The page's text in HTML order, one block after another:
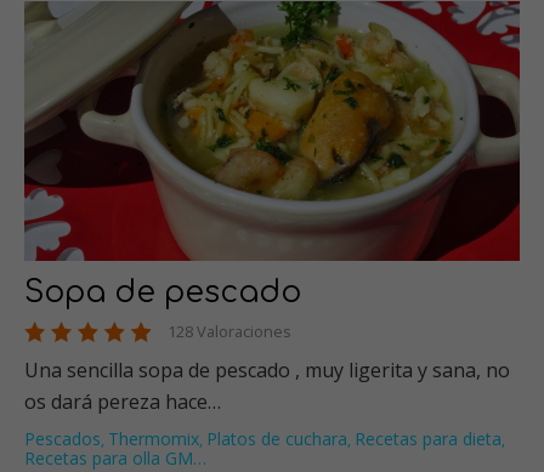
Sopa de pescado
128 Valoraciones
Una sencilla sopa de pescado , muy ligerita y sana, no
os dará pereza hace…
Pescados, Thermomix, Platos de cuchara, Recetas para dieta,
Recetas para olla GM…